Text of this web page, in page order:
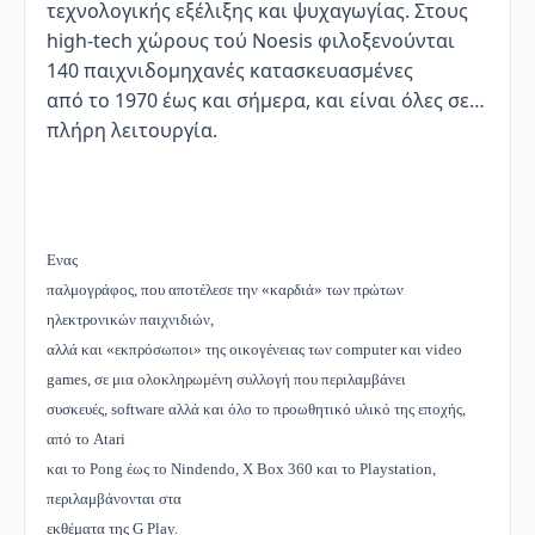
τεχνολογικής εξέλιξης και ψυχαγωγίας. Στους
high-tech χώρους τού Noesis φιλοξενούνται
140 παιχνιδομηχανές κατασκευασμένες
από το 1970 έως και σήμερα, και είναι όλες σε…
πλήρη λειτουργία.
Ενας
παλμογράφος, που αποτέλεσε την «καρδιά» των πρώτων
ηλεκτρονικών παιχνιδιών,
αλλά και «εκπρόσωποι» της οικογένειας των computer και video
games, σε μια ολοκληρωμένη συλλογή που περιλαμβάνει
συσκευές, software αλλά και όλο το προωθητικό υλικό της εποχής,
από το Atari
και το Pong έως το Nindendo, Χ Box 360 και το Playstation,
περιλαμβάνονται στα
εκθέματα της G Play.